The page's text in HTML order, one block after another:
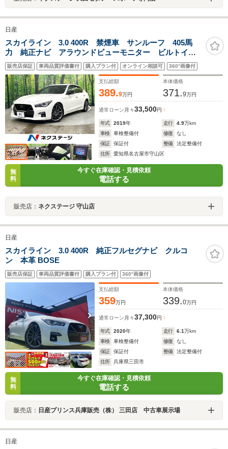
日産
スカイライン 3.0 400R 禁煙車 サンルーフ 405馬
力 純正ナビ アラウンドビューモニター ビルトイン
ETC シートヒーター エマージェンシーブレーキ 革
シート レーダークルーズコントロール LEDヘッド
純正19AW
販売店保証 車両品質評価書付 購入プラン付 オンライン相談可 360°画像付
支払総額
389.9万円
本体価格
371.9万円
通常ローン 月々33,500円
年式 2019年 走行 4.9万km
車検
車検整備付 修復
なし
保証
保証付 整備
法定整備付
住所
愛知県名古屋市守山区
無
料
今すぐ在庫確認・見積依頼
電話する
販売店： ネクステージ 守山店
日産
スカイライン 3.0 400R 純正フルセグナビ クルコ
ン 本革 BOSE
販売店保証 車両品質評価書付 購入プラン付 360°画像付
支払総額
359万円
本体価格
339.0万円
通常ローン 月々37,300円
年式 2020年 走行 6.1万km
車検
車検整備付 修復
なし
保証
保証付 整備
法定整備付
住所
兵庫県三田市
無
料
今すぐ在庫確認・見積依頼
電話する
販売店： 日産プリンス兵庫販売（株） 三田店 中古車展示場
日産